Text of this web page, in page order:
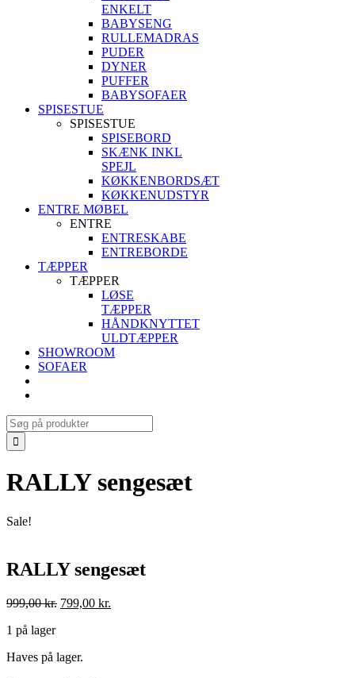
ENKELT
BABYSENG
RULLEMADRAS
PUDER
DYNER
PUFFER
BABYSOFAER
SPISESTUE
SPISESTUE
SPISEBORD
SKÆNK INKL
SPEJL
KØKKENBORDSÆT
KØKKENUDSTYR
ENTRE MØBEL
ENTRE
ENTRESKABE
ENTREBORDE
TÆPPER
TÆPPER
LØSE
TÆPPER
HÅNDKNYTTET
ULDTÆPPER
SHOWROOM
SOFAER
Search
for:
RALLY sengesæt
Sale!
RALLY sengesæt
999,00kr. Den
999,00 kr..
799,00 kr.
1 på lager
Haves på lager.